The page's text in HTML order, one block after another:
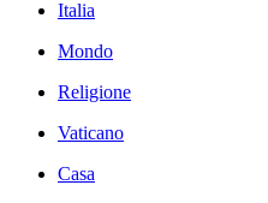
Italia
Mondo
Religione
Vaticano
Casa